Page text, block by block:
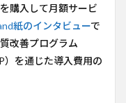
購入して月額サービ
紙のインタビューで
改善プログラム
）を通じた導入費用の